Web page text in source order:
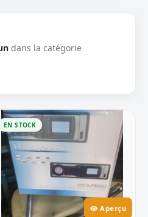
dans la catégorie
EN STOCK
Aperçu